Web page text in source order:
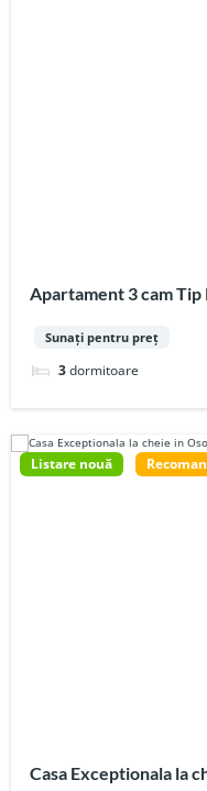
Apartament 3 cam Tip
Sunați pentru preț
3dormitoare
Listare nouă
Casa Exceptionala la